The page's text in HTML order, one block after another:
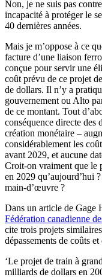
Non, je ne suis pas
incapacité à protéger le
40 dernières années.
Mais je m’oppose à ce
facture d’une liaison
conçue pour servir une
coût prévu de ce projet
de dollars. Il n’y a
gouvernement ou Alto
de ce montant. Tout
conséquence directe des
création monétaire –
considérablement les
avant 2029, et aucune
Croit-on vraiment que le
en 2029 qu’aujourd’hui
main-d’œuvre ?
Dans un article de Gage
Fédération canadienne
cite trois projets
dépassements de coûts
‘Le projet de train à
milliards de dollars en